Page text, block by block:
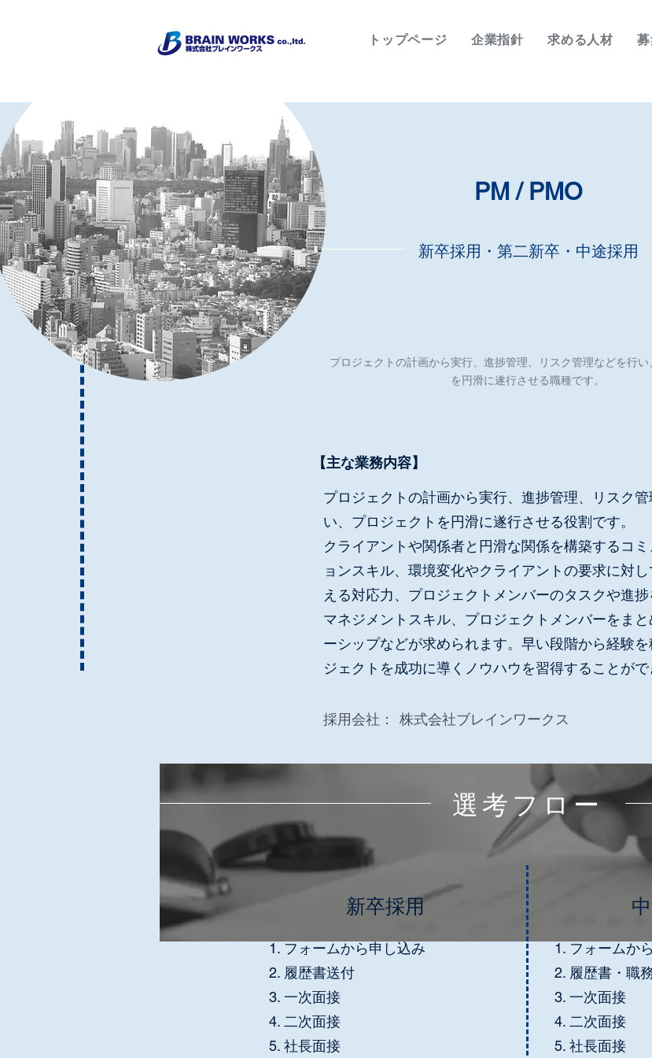
トップページ 企業指針 求める人材
​【主な業務内容】
プロジェクトの計画から実行、進捗管理、リスク
い、プロジェクトを円滑に遂行させる役割です。
クライアントや関係者と円滑な関係を構築するコ
ョンスキル、環境変化やクライアントの要求に対
える対応力、プロジェクトメンバーのタスクや進
マネジメントスキル、プロジェクトメンバーをま
ーシップなどが求められます。早い段階から経験を
ジェクトを成功に導くノウハウを習得することがで
​採用会社： 株式会社ブレインワークス
PM / PMO
新卒採用・第二新卒・中途採用
プロジェクトの計画から実行、進捗管理、リスク管理などを行い
を円滑に遂行させる職種です。
新卒採用
フォームから申し込み
履歴書送付
​一次面接
二次面接
社長面接
フォームか
履歴書・職
​一次面接
二次面接
​社長面接
​選考フロー